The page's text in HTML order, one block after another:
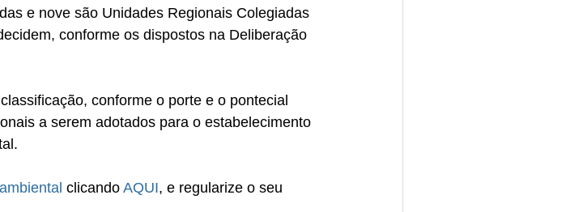
e nove são Unidades Regionais Colegiadas
conforme os dispostos na Deliberação
conforme o porte e o pontecial
a serem adotados para o estabelecimento
clicando AQUI, e regularize o seu